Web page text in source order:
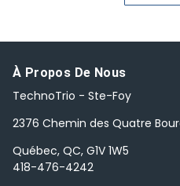
À Propos De Nous
TechnoTrio - Ste-Foy
2376 Chemin des Quatre
Québec, QC, G1V 1W5
418-476-4242